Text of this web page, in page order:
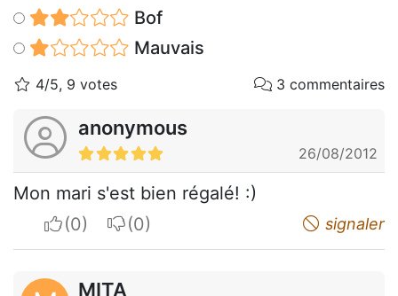
Bof
Mauvais
4/5, 9 votes 3 commentaires
anonymous
26/08/2012
Mon mari s'est bien régalé! :)
I apreciateI do not appreciate signaler
MITA